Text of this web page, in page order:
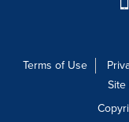
Terms of Use
Site